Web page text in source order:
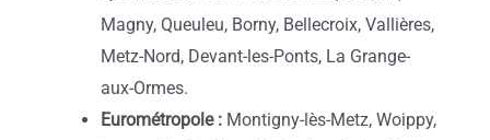
Magny, Queuleu, Borny, Bellecroix, Vallières,
Metz-Nord, Devant-les-Ponts, La Grange-
aux-Ormes.
Eurométropole : Montigny-lès-Metz, Woippy,